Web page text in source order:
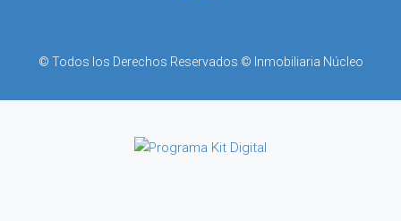
© Todos los Derechos Reservados © Inmobiliaria Núcleo